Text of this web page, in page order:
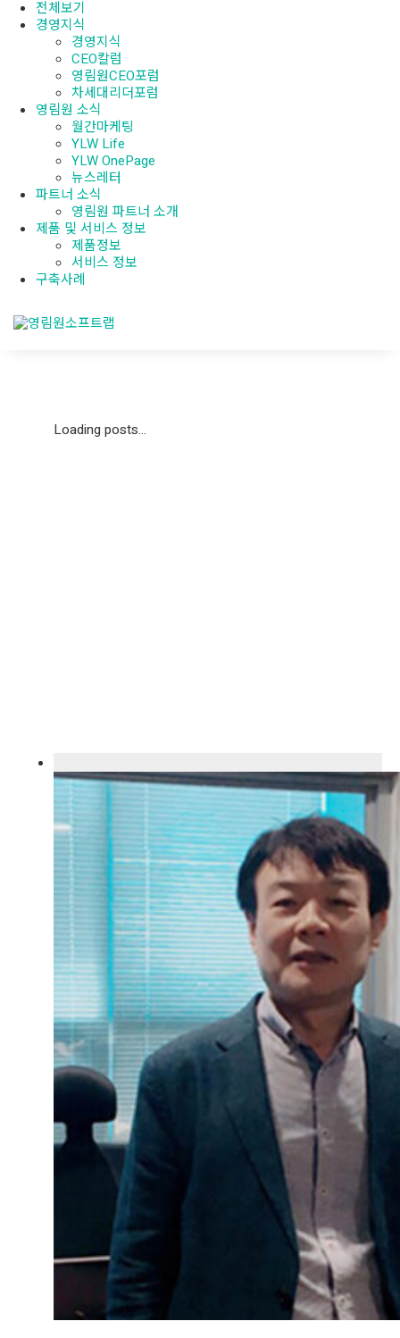
전체보기
경영지식
경영지식
CEO칼럼
영림원CEO포럼
차세대리더포럼
영림원 소식
월간마케팅
YLW Life
YLW OnePage
뉴스레터
파트너 소식
영림원 파트너 소개
제품 및 서비스 정보
제품정보
서비스 정보
구축사례
Loading posts...